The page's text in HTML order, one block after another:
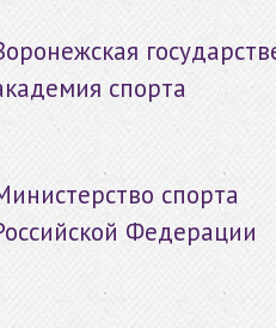
спорта
спорта
Федерации